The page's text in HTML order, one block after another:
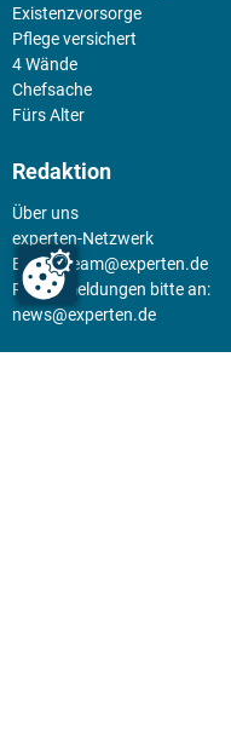
Existenz­vorsorge
Pflege versichert
4 Wände
Chefsache
Fürs Alter
Redaktion
Über uns
experten-Netzwerk
E-Mail:team@experten.de
Pressemeldungen bitte an:
news@experten.de